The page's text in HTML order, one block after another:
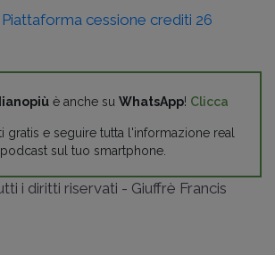
Piattaforma cessione crediti 26
è anche su WhatsApp! Clicca
gratis e seguire tutta l'informazione real
sul tuo smartphone.
i diritti riservati - Giuffrè Francis